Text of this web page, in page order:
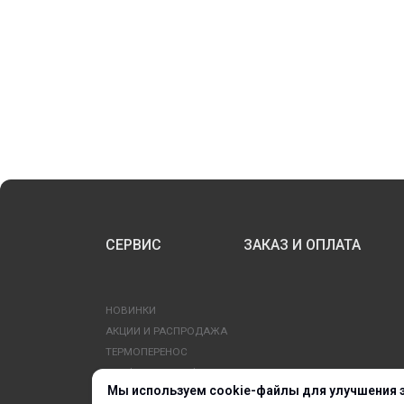
Мы используем cookie-файлы для улучшения
СЕРВИС ЗАКАЗ И ОПЛАТА
НОВИНКИ
АКЦИИ И РАСПРОДАЖА
ТЕРМОПЕРЕНОС
ПРОФИЛИ И ПРОФИЛЬНЫЕ СИСТЕМЫ
КРАСКИ, ЧЕРНИЛА, КАРТРИДЖИ